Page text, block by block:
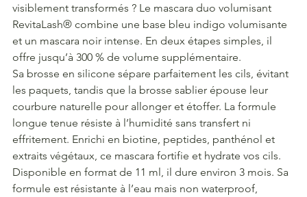
visiblement transformés ? Le mascara duo volumisant
RevitaLash® combine une base bleu indigo volumisante
et un mascara noir intense. En deux étapes simples, il
offre jusqu’à 300 % de volume supplémentaire.
Sa brosse en silicone sépare parfaitement les cils, évitant
les paquets, tandis que la brosse sablier épouse leur
courbure naturelle pour allonger et étoffer. La formule
longue tenue résiste à l’humidité sans transfert ni
effritement. Enrichi en biotine, peptides, panthénol et
extraits végétaux, ce mascara fortifie et hydrate vos cils.
Disponible en format de 11 ml, il dure environ 3 mois. Sa
formule est résistante à l’eau mais non waterproof,